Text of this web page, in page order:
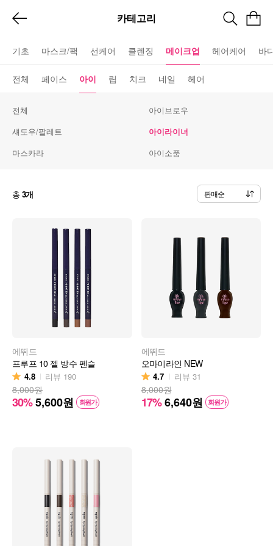
카테고리
기초 마스크/팩 선케어 클렌징 메이크업 헤어케어 바
전체 페이스 아이 립 치크 네일 헤어
전체
아이브로우
섀도우/팔레트
아이라이너
마스카라
아이소품
총 3개 판매순
에뛰드
프루프 10 젤 방수 펜슬
4.8 리뷰 190
8,000원
30%5,600원 회원가
에뛰드
오마이라인 NEW
4.7 리뷰 31
8,000원
17%6,640원 회원가